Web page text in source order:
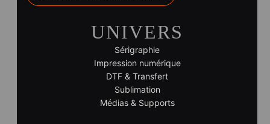
UNIVERS
Sérigraphie
Impression numérique
DTF & Transfert
Sublimation
Médias & Supports